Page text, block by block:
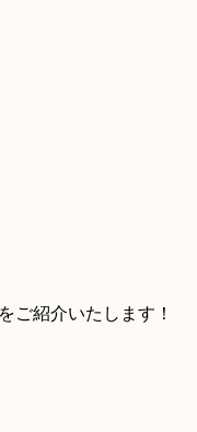
ご紹介いたします！